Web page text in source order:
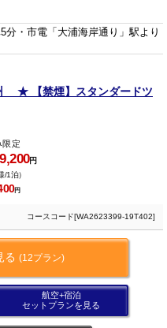
分・市電「大浦海岸通り」駅より
★ 【禁煙】スタンダードツ
限定
円
/1泊）
円
コースコード[WA2623399-19T402]
る (12プラン)
航空+宿泊
セットプランを見る